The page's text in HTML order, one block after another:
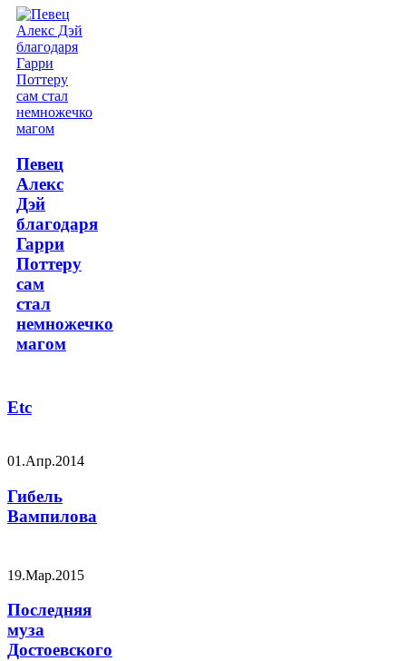
Певец
Алекс
Дэй
благодаря
Гарри
Поттеру
сам
стал
немножечко
магом
Etc
01.Апр.2014
Гибель
Вампилова
19.Мар.2015
Последняя
муза
Достоевского